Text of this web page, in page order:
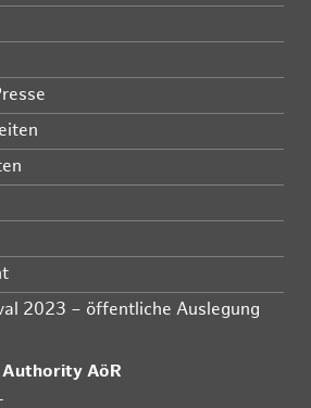
2023 – öffentliche Auslegung
AöR